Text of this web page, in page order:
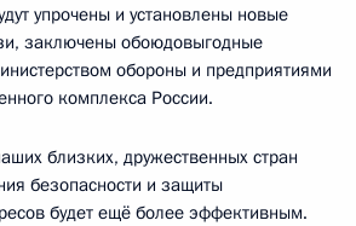
упрочены и установлены новые
заключены обоюдовыгодные
обороны и предприятиями
комплекса России.
близких, дружественных стран
безопасности и защиты
будет ещё более эффективным.